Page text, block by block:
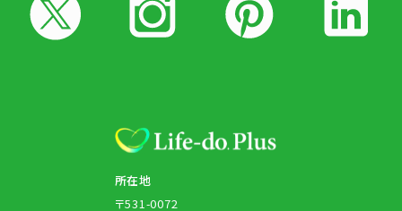
所在地
〒531-0072